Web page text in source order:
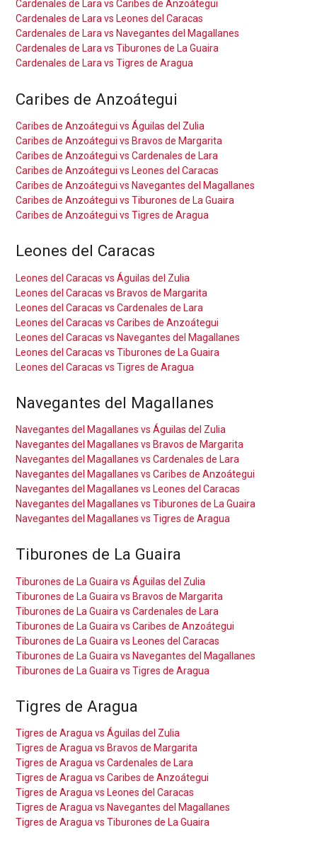
Cardenales de Lara vs Caribes de Anzoátegui
Cardenales de Lara vs Leones del Caracas
Cardenales de Lara vs Navegantes del Magallanes
Cardenales de Lara vs Tiburones de La Guaira
Cardenales de Lara vs Tigres de Aragua
Caribes de Anzoátegui
Caribes de Anzoátegui vs Águilas del Zulia
Caribes de Anzoátegui vs Bravos de Margarita
Caribes de Anzoátegui vs Cardenales de Lara
Caribes de Anzoátegui vs Leones del Caracas
Caribes de Anzoátegui vs Navegantes del Magallanes
Caribes de Anzoátegui vs Tiburones de La Guaira
Caribes de Anzoátegui vs Tigres de Aragua
Leones del Caracas
Leones del Caracas vs Águilas del Zulia
Leones del Caracas vs Bravos de Margarita
Leones del Caracas vs Cardenales de Lara
Leones del Caracas vs Caribes de Anzoátegui
Leones del Caracas vs Navegantes del Magallanes
Leones del Caracas vs Tiburones de La Guaira
Leones del Caracas vs Tigres de Aragua
Navegantes del Magallanes
Navegantes del Magallanes vs Águilas del Zulia
Navegantes del Magallanes vs Bravos de Margarita
Navegantes del Magallanes vs Cardenales de Lara
Navegantes del Magallanes vs Caribes de Anzoátegui
Navegantes del Magallanes vs Leones del Caracas
Navegantes del Magallanes vs Tiburones de La Guaira
Navegantes del Magallanes vs Tigres de Aragua
Tiburones de La Guaira
Tiburones de La Guaira vs Águilas del Zulia
Tiburones de La Guaira vs Bravos de Margarita
Tiburones de La Guaira vs Cardenales de Lara
Tiburones de La Guaira vs Caribes de Anzoátegui
Tiburones de La Guaira vs Leones del Caracas
Tiburones de La Guaira vs Navegantes del Magallanes
Tiburones de La Guaira vs Tigres de Aragua
Tigres de Aragua
Tigres de Aragua vs Águilas del Zulia
Tigres de Aragua vs Bravos de Margarita
Tigres de Aragua vs Cardenales de Lara
Tigres de Aragua vs Caribes de Anzoátegui
Tigres de Aragua vs Leones del Caracas
Tigres de Aragua vs Navegantes del Magallanes
Tigres de Aragua vs Tiburones de La Guaira